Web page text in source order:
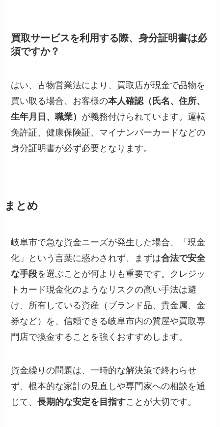
買取サービスを利用する際、身分証明書は必
須ですか？
はい、古物営業法により、買取店が現金で品物を
買い取る場合、お客様の本人確認（氏名、住所、
生年月日、職業） が義務付けられています。運転
免許証、健康保険証、マイナンバーカードなどの
身分証明書が必ず必要となります。
まとめ
岐阜市で急な資金ニーズが発生した場合、「現金
化」という言葉に惑わされず、まずは合法で安全
な手段を選ぶことが何よりも重要です。クレジッ
トカード現金化のようなリスクの高い手法は避
け、所有している資産（ブランド品、貴金属、金
券など）を、信頼できる岐阜市内の質屋や買取専
門店で換金することを強くおすすめします。
資金繰りの問題は、一時的な解決策で終わらせ
ず、根本的な家計の見直しや専門家への相談を通
じて、長期的な安定を目指すことが大切です。